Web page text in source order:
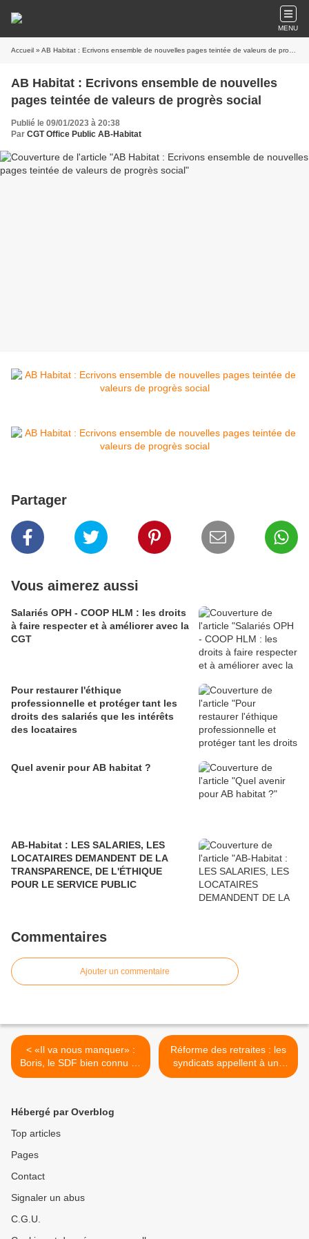
MENU
Accueil » AB Habitat : Ecrivons ensemble de nouvelles pages teintée de valeurs de progrès social
AB Habitat : Ecrivons ensemble de nouvelles
pages teintée de valeurs de progrès social
Publié le 09/01/2023 à 20:38
Par CGT Office Public AB-Habitat
Partager
Vous aimerez aussi
Salariés OPH - COOP HLM : les droits
à faire respecter et à améliorer avec la
CGT
Pour restaurer l'éthique
professionnelle et protéger tant les
droits des salariés que les intérêts
des locataires
Quel avenir pour AB habitat ?
AB-Habitat : LES SALARIES, LES
LOCATAIRES DEMANDENT DE LA
TRANSPARENCE, DE L'ÉTHIQUE
POUR LE SERVICE PUBLIC
Commentaires
Ajouter un commentaire
< «Il va nous manquer» :
Boris, le SDF bien connu de
la basilique d’Argenteuil,
Réforme des retraites : les
syndicats appellent à une
journée de grève et de
Hébergé par Overblog
Top articles
Pages
Contact
Signaler un abus
C.G.U.